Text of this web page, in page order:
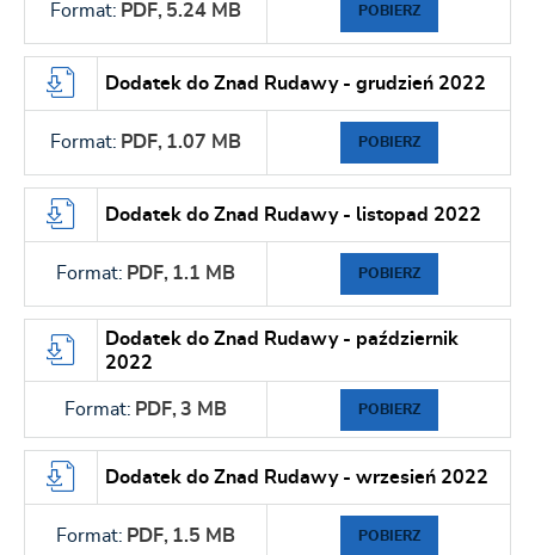
Format: PDF, 5.24 MB POBIERZ
Dodatek do Znad Rudawy - grudzień 2022
Format: PDF, 1.07 MB POBIERZ
Dodatek do Znad Rudawy - listopad 2022
Format: PDF, 1.1 MB POBIERZ
Dodatek do Znad Rudawy - październik
2022
Format: PDF, 3 MB POBIERZ
Dodatek do Znad Rudawy - wrzesień 2022
Format: PDF, 1.5 MB POBIERZ